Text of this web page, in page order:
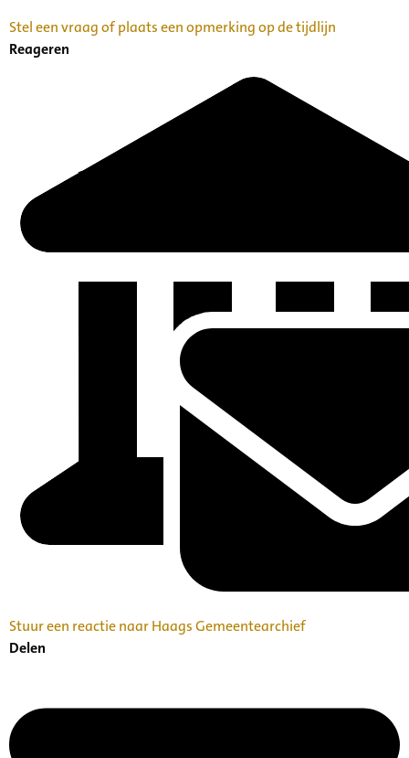
Stel een vraag of plaats een opmerking op de tijdlijn
Reageren
Stuur een reactie naar Haags Gemeentearchief
Delen